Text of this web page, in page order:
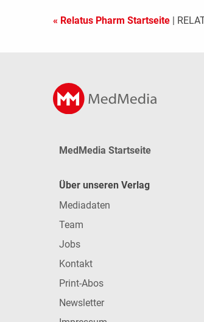
« Relatus Pharm Startseite |
MedMedia Startseite
Über unseren Verlag
Mediadaten
Team
Jobs
Kontakt
Print-Abos
Newsletter